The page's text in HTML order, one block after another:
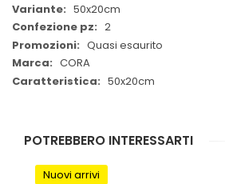
50x20cm
2
Quasi esaurito
CORA
50x20cm
POTREBBERO INTERESSARTI
Nuovi arrivi